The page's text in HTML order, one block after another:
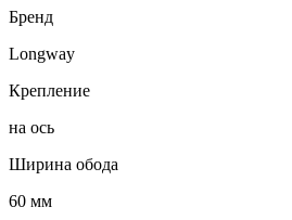
Бренд
Longway
Крепление
на ось
Ширина обода
60 мм